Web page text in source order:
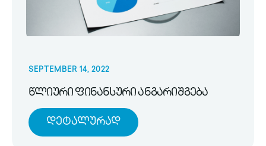
SEPTEMBER 14, 2022
წლიური ფინანსური ანგარიშგება
Დეტალურად